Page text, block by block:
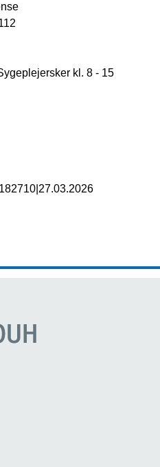
kl. 8 - 15
27.03.2026